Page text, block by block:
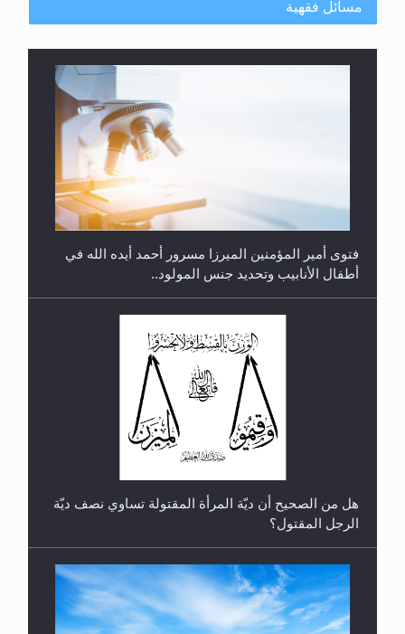
رأيٌ في لغة المسيح الموعود عليه السلام.. 4...
الهجرة: بحث عن الأمن والسلام في سبيل إرساء الأمن
هل من الصحيح أن ديّة المرأة المقتولة تساوي نصف ديّة
الرجل المقتول؟
هل تعتبر الأشفار الاصطناعية (الرموش الاصطناعية)
والأظافر البلاستيكية وطلاء الأظافر حاجبا للوضوء وهل
يُسمح الصلاة بها؟